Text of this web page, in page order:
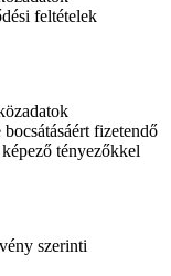
feltételek
fizetendő
tényezőkkel
szerinti